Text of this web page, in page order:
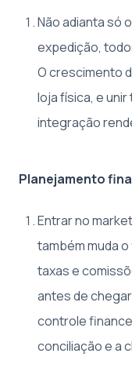
Não adianta só
expedição,
O crescimento
loja física, e
integração
Planejamento
Entrar no
também muda
taxas e
antes de
controle
conciliação e a